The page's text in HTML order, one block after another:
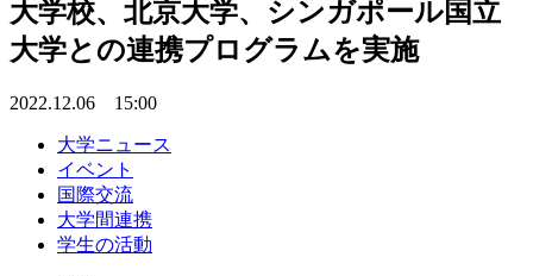
大学校、北京大学、シンガポール国立
大学との連携プログラムを実施
2022.12.06 15:00
大学ニュース
イベント
国際交流
大学間連携
学生の活動